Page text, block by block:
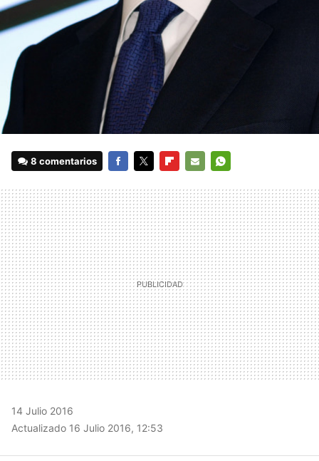
8 comentarios
MAIL
14 Julio 2016
Actualizado 16 Julio 2016, 12:53